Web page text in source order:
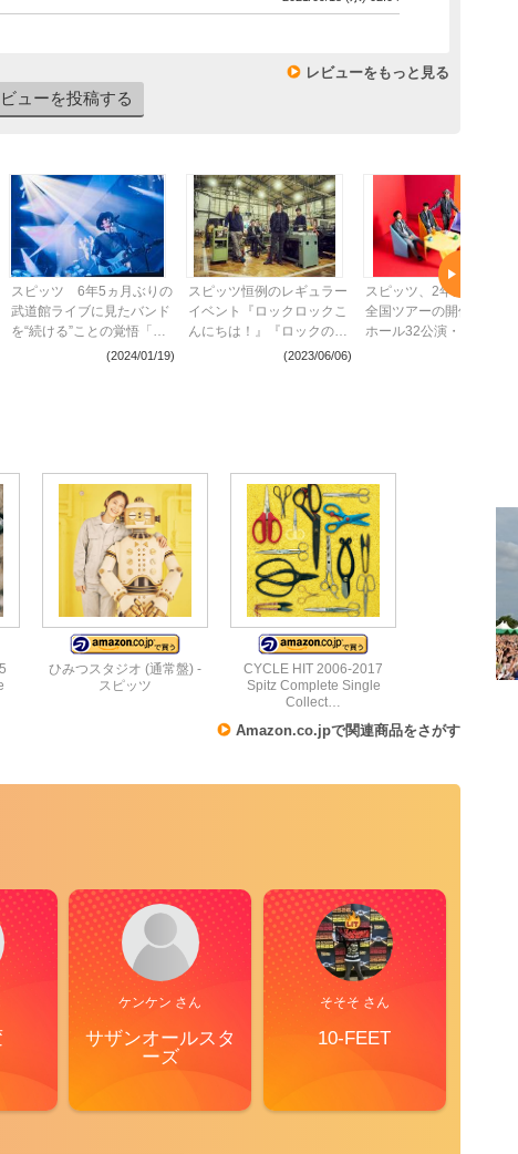
レビューをもっと見る
ューを投稿する
スピッツ 6年5ヵ月ぶりの
武道館ライブに見たバンド
を“続ける”ことの覚悟「武
道館に立てなくてもスピッ
(2024/01/19)
スピッツ恒例のレギュラー
イベント『ロックロックこ
んにちは！』『ロックのほ
そ道』『豊洲サンセット
(2023/06/06)
スピッツ、2年ぶりとなる
全国ツアーの開催を発表
ホール32公演・アリーナ
ひみつスタジオ (通常盤) -
スピッツ
CYCLE HIT 2006-2017
Spitz Complete Single
Collect…
Amazon.co.jpで関連商品をさがす
ケンケン さん
サザンオールスタ
ーズ
そそそ さん
10-FEET